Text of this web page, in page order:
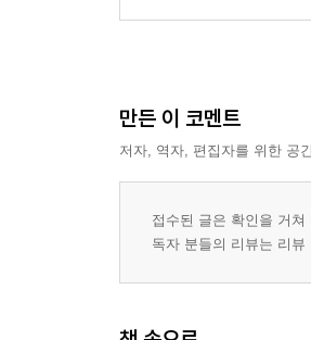
공동생산 co-production
생명입헌주의
생명자본 biocapital
신경화학적 자아
우려물 matters of concern
만든 이 코멘트
저자, 역자, 편집자를 위한 공
접수된 글은 확인을 거
독자 분들의 리뷰는 리